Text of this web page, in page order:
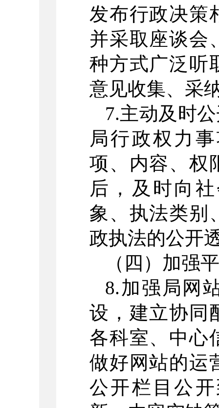
发布行政决策
并采取座谈会
种方式广泛听
意见收集、采
7.主动及时
局行政权力
项、内容、权
后，及时向
象、执法类别
政执法的公开
（四）加强
8.加强局网
设，建立协同
各科室、中心
做好网站的运
公开栏目公